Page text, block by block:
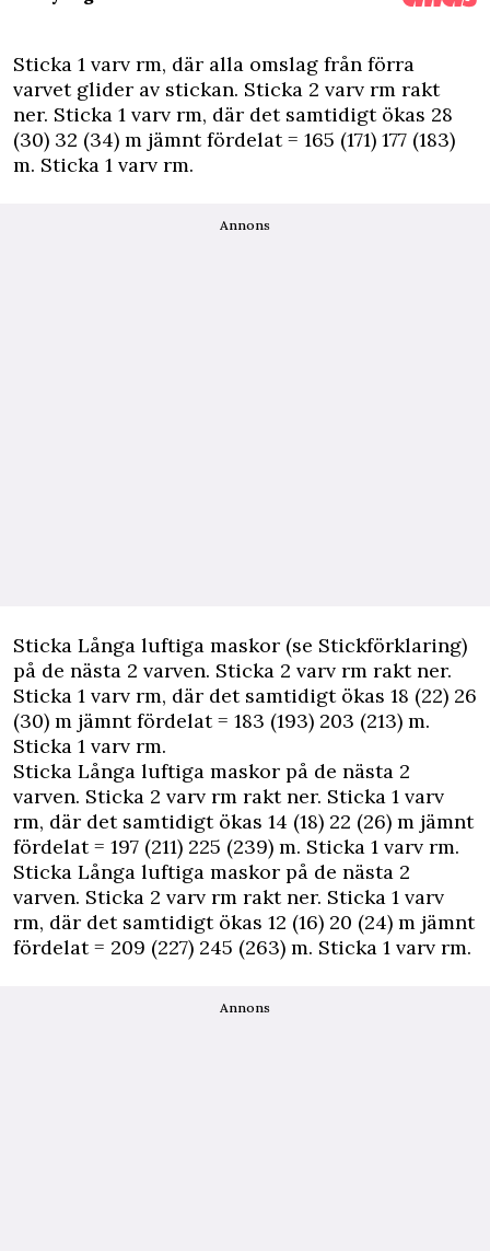
Sticka 1 varv rm, där alla omslag från förra
varvet glider av stickan. Sticka 2 varv rm rakt
ner. Sticka 1 varv rm, där det samtidigt ökas 28
(30) 32 (34) m jämnt fördelat = 165 (171) 177 (183)
m. Sticka 1 varv rm.
Annons
Sticka Långa luftiga maskor (se Stickförklaring)
på de nästa 2 varven. Sticka 2 varv rm rakt ner.
Sticka 1 varv rm, där det samtidigt ökas 18 (22) 26
(30) m jämnt fördelat = 183 (193) 203 (213) m.
Sticka 1 varv rm.
Sticka Långa luftiga maskor på de nästa 2
varven. Sticka 2 varv rm rakt ner. Sticka 1 varv
rm, där det samtidigt ökas 14 (18) 22 (26) m jämnt
fördelat = 197 (211) 225 (239) m. Sticka 1 varv rm.
Sticka Långa luftiga maskor på de nästa 2
varven. Sticka 2 varv rm rakt ner. Sticka 1 varv
rm, där det samtidigt ökas 12 (16) 20 (24) m jämnt
fördelat = 209 (227) 245 (263) m. Sticka 1 varv rm.
Annons